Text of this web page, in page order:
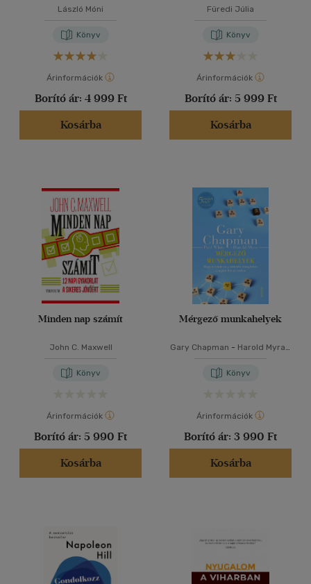
László Móni
Könyv
Árinformációk
Borító ár: 4 999 Ft
Kosárba
Füredi Júlia
Könyv
Árinformációk
Borító ár: 5 999 Ft
Kosárba
Minden nap számít
John C. Maxwell
Könyv
Árinformációk
Borító ár: 5 990 Ft
Kosárba
Mérgező munkahelyek
Gary Chapman - Harold Myra-
Könyv
Árinformációk
Borító ár: 3 990 Ft
Kosárba